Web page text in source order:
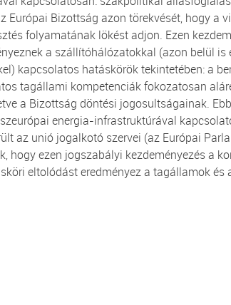
Európai Bizottság azon törekvését, hogy a
folyamatának lökést adjon. Ezen
a szállítóhálózatokkal (azon belül is
kapcsolatos hatáskörök tekintetében: a
tagállami kompetenciák fokozatosan
a Bizottság döntési jogosultságainak.
energia-infrastruktúrával
az unió jogalkotó szervei (az Európai
hogy ezen jogszabályi kezdeményezés a
eltolódást eredményez a tagállamok és